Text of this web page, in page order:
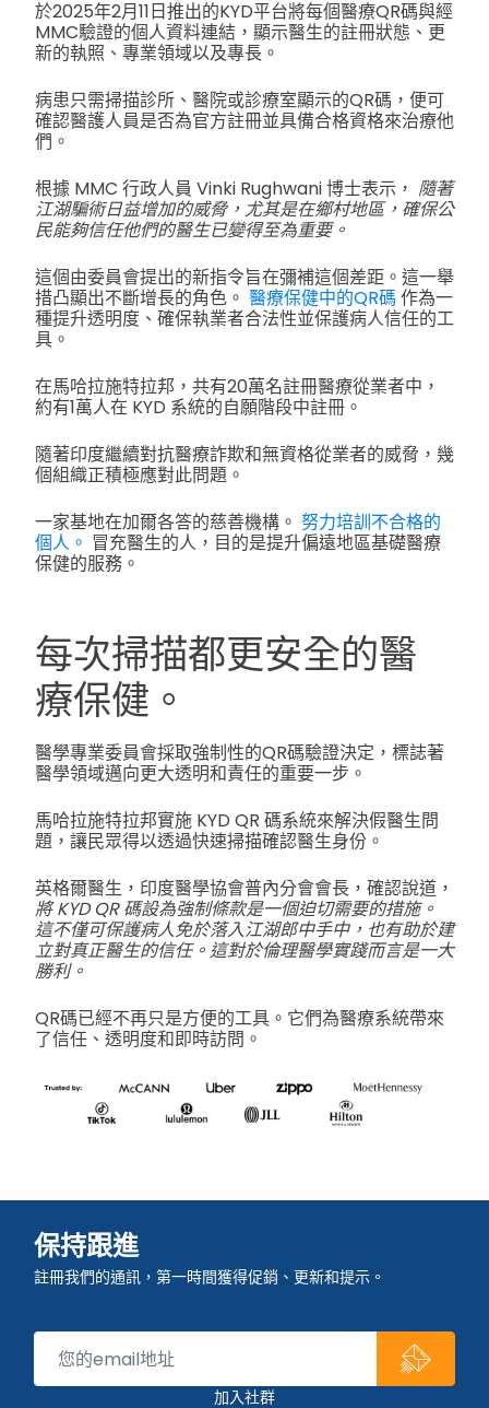
於2025年2月11日推出的KYD平台將每個醫療QR碼與經
MMC驗證的個人資料連結，顯示醫生的註冊狀態、更
新的執照、專業領域以及專長。
病患只需掃描診所、醫院或診療室顯示的QR碼，便可
確認醫護人員是否為官方註冊並具備合格資格來治療他
們。
根據 MMC 行政人員 Vinki Rughwani 博士表示， 隨著
江湖騙術日益增加的威脅，尤其是在鄉村地區，確保公
民能夠信任他們的醫生已變得至為重要。
這個由委員會提出的新指令旨在彌補這個差距。這一舉
措凸顯出不斷增長的角色。 醫療保健中的QR碼 作為一
種提升透明度、確保執業者合法性並保護病人信任的工
具。
在馬哈拉施特拉邦，共有20萬名註冊醫療從業者中，
約有1萬人在 KYD 系統的自願階段中註冊。
隨著印度繼續對抗醫療詐欺和無資格從業者的威脅，幾
個組織正積極應對此問題。
一家基地在加爾各答的慈善機構。 努力培訓不合格的
個人。 冒充醫生的人，目的是提升偏遠地區基礎醫療
保健的服務。
每次掃描都更安全的醫
療保健。
醫學專業委員會採取強制性的QR碼驗證決定，標誌著
醫學領域邁向更大透明和責任的重要一步。
馬哈拉施特拉邦實施 KYD QR 碼系統來解決假醫生問
題，讓民眾得以透過快速掃描確認醫生身份。
英格爾醫生，印度醫學協會普內分會會長，確認說道，
將 KYD QR 碼設為強制條款是一個迫切需要的措施。
這不僅可保護病人免於落入江湖郎中手中，也有助於建
立對真正醫生的信任。這對於倫理醫學實踐而言是一大
勝利。
QR碼已經不再只是方便的工具。它們為醫療系統帶來
了信任、透明度和即時訪問。
保持跟進
註冊我們的通訊，第一時間獲得促銷、更新和提示。
加入社群